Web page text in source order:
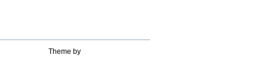
Theme by